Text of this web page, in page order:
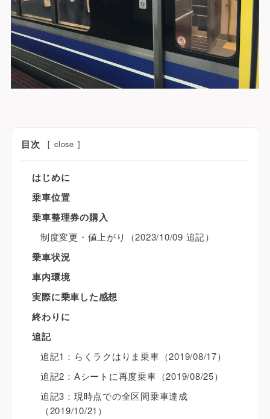
目次 [ close ]
はじめに
乗車位置
乗車整理券の購入
制度変更・値上がり（2023/10/09 追記）
乗車状況
車内環境
実際に乗車した感想
終わりに
追記
追記1：らくラクはりま乗車（2019/08/17）
追記2：Aシートに再度乗車（2019/08/25）
追記3：現時点での全区間乗車達成
（2019/10/21）